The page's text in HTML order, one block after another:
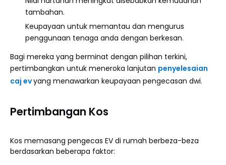
tambahan.
Keupayaan untuk memantau dan mengurus
penggunaan tenaga anda dengan berkesan.
Bagi mereka yang berminat dengan pilihan terkini,
pertimbangkan untuk meneroka lanjutan penyelesaian
caj evyang menawarkan keupayaan pengecasan dwi.
Pertimbangan Kos
Kos memasang pengecas EV di rumah berbeza-beza
berdasarkan beberapa faktor: